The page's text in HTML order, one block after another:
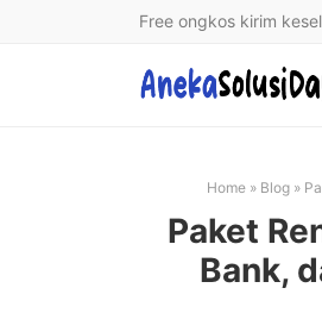
Free ongkos kirim
Home» Blog»
Paket
Bank,